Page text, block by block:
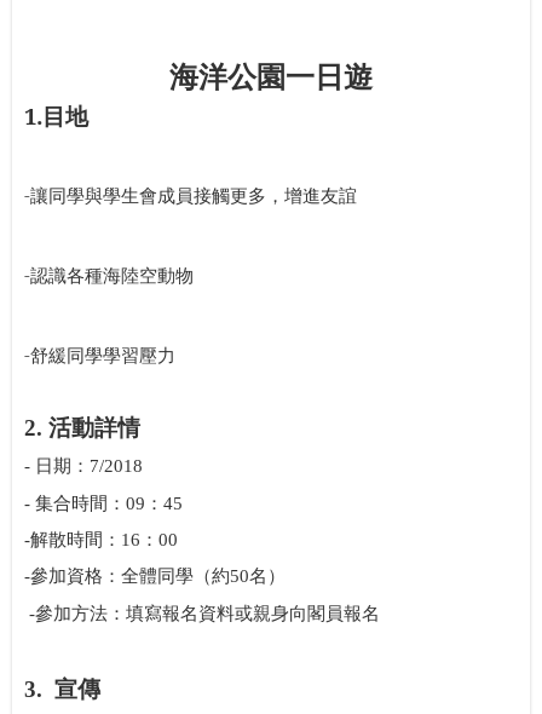
海洋公園一日遊
1.目地
-讓同學與學生會成員接觸更多，增進友誼
-認識各種海陸空動物
-舒緩同學學習壓力
2. 活動詳情
- 日期： 7/2018
- 集合時間： 09 ： 45
-解散時間： 16 ： 00
-參加資格：全體同學（約50名）
-參加方法： 填寫報名資料或親身向閣員報名
3. 宣傳